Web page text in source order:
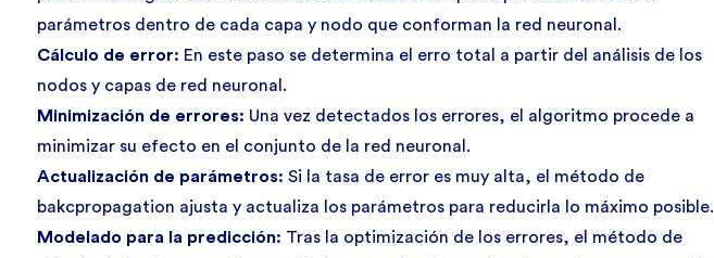
parámetros dentro de cada capa y nodo que conforman la red neuronal.
Cálculo de error: En este paso se determina el erro total a partir del análisis de los
nodos y capas de red neuronal.
Minimización de errores: Una vez detectados los errores, el algoritmo procede a
minimizar su efecto en el conjunto de la red neuronal.
Actualización de parámetros: Si la tasa de error es muy alta, el método de
bakcpropagation ajusta y actualiza los parámetros para reducirla lo máximo posible.
Modelado para la predicción: Tras la optimización de los errores, el método de